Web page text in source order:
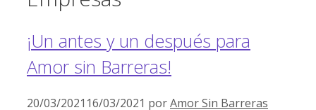
¡Un antes y un después para
Amor sin Barreras!
20/03/2021 16/03/2021 porAmor Sin Barreras